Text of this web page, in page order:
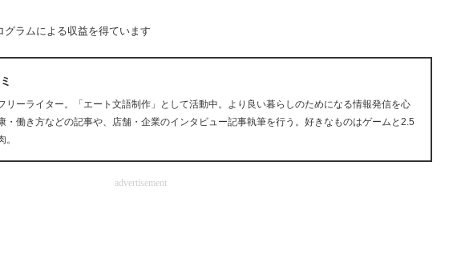
ラムによる収益を得ています
リーライター。「エート文語制作」として活動中。より良い暮らしのためになる情報発信を心
・働き方などの記事や、店舗・企業のインタビュー記事執筆を行う。好きなものはゲームと2.5
advertisement